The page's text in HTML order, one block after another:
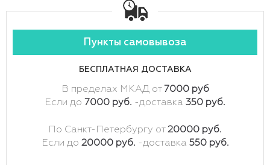
Пункты самовывоза
БЕСПЛАТНАЯ ДОСТАВКА
В пределах МКАД от 7000 руб
Если до 7000 руб. -доставка 350 руб.
По Санкт-Петербургу от20000 руб.
Если до 20000 руб. -доставка 550 руб.